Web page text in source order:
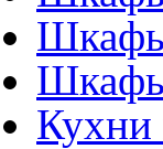
Кухни